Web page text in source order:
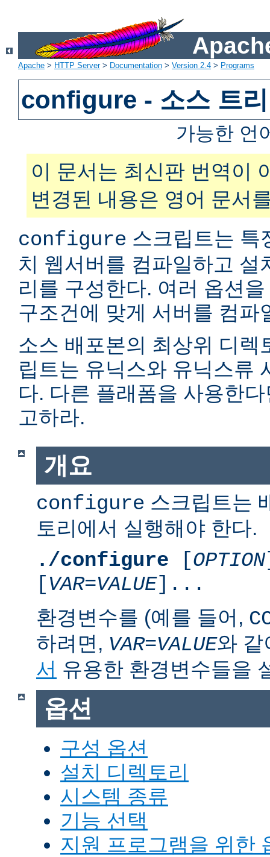
Apache > HTTP Server> Documentation > Version 2.4 > Programs
configure - 소스 트
가능한 언
이 문서는 최신판 번역이
변경된 내용은 영어 문서
configure 스크립트는 특
치 웹서버를 컴파일하고 설
리를 구성한다. 여러 옵션
구조건에 맞게 서버를 컴파
소스 배포본의 최상위 디렉
립트는 유닉스와 유닉스류
다. 다른 플래폼을 사용한
고하라.
개요
configure 스크립트는
토리에서 실행해야 한다.
./configure [OPTION
[VAR=VALUE]...
환경변수를 (예를 들어,
하려면, VAR=VALUE와
서 유용한 환경변수들을
옵션
구성 옵션
설치 디렉토리
시스템 종류
기능 선택
지원 프로그램을 위한